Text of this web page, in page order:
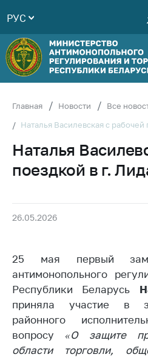
Руководство
Структура
Министерства
Территориальные
Антикоррупционная
деятельность
совет
Награждения
Белорусская
универсальная
товарная биржа
Общественная
жизнь
РУС
Главная Новости
Все
Наталья Василевская с рабочей
Наталья
поездкой в г.
26.05.2026
25 мая первый
антимонопольного
Республики Беларусь
приняла участие в
районного
вопросу «О защите
области торговли,